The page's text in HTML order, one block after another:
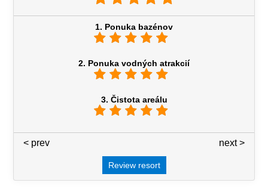
1. Ponuka bazénov
2. Ponuka vodných atrakcií
3. Čistota areálu
next >
< prev
Review resort